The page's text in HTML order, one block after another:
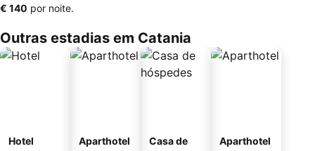
‎€ 140 por noite.
Outras estadias em Catania
Hotel Aparthotel
Casa de
Aparthotel